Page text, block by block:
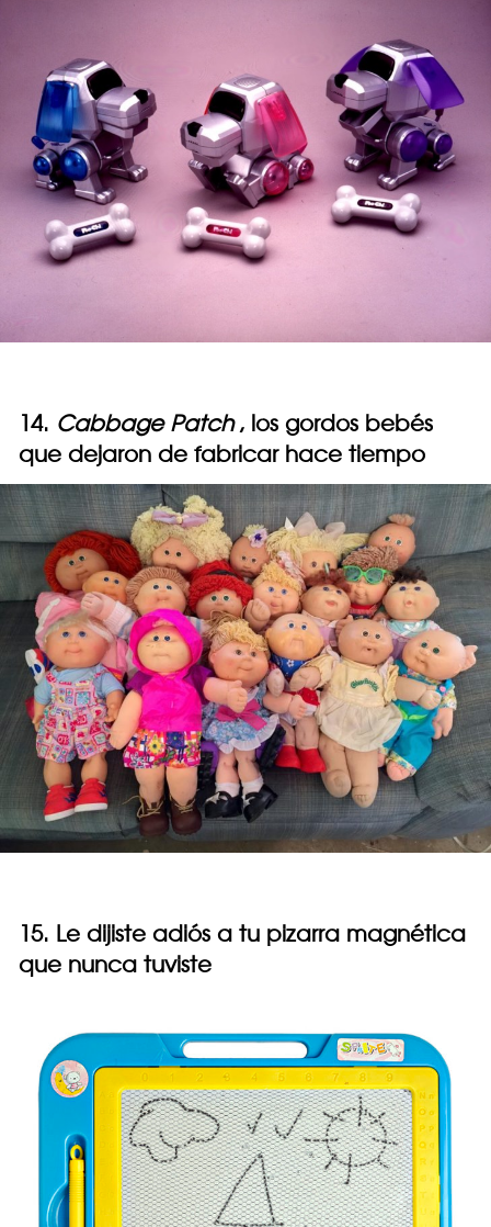
14. Cabbage Patch , los gordos bebés
que dejaron de fabricar hace tiempo
15. Le dijiste adiós a tu pizarra magnética
que nunca tuviste